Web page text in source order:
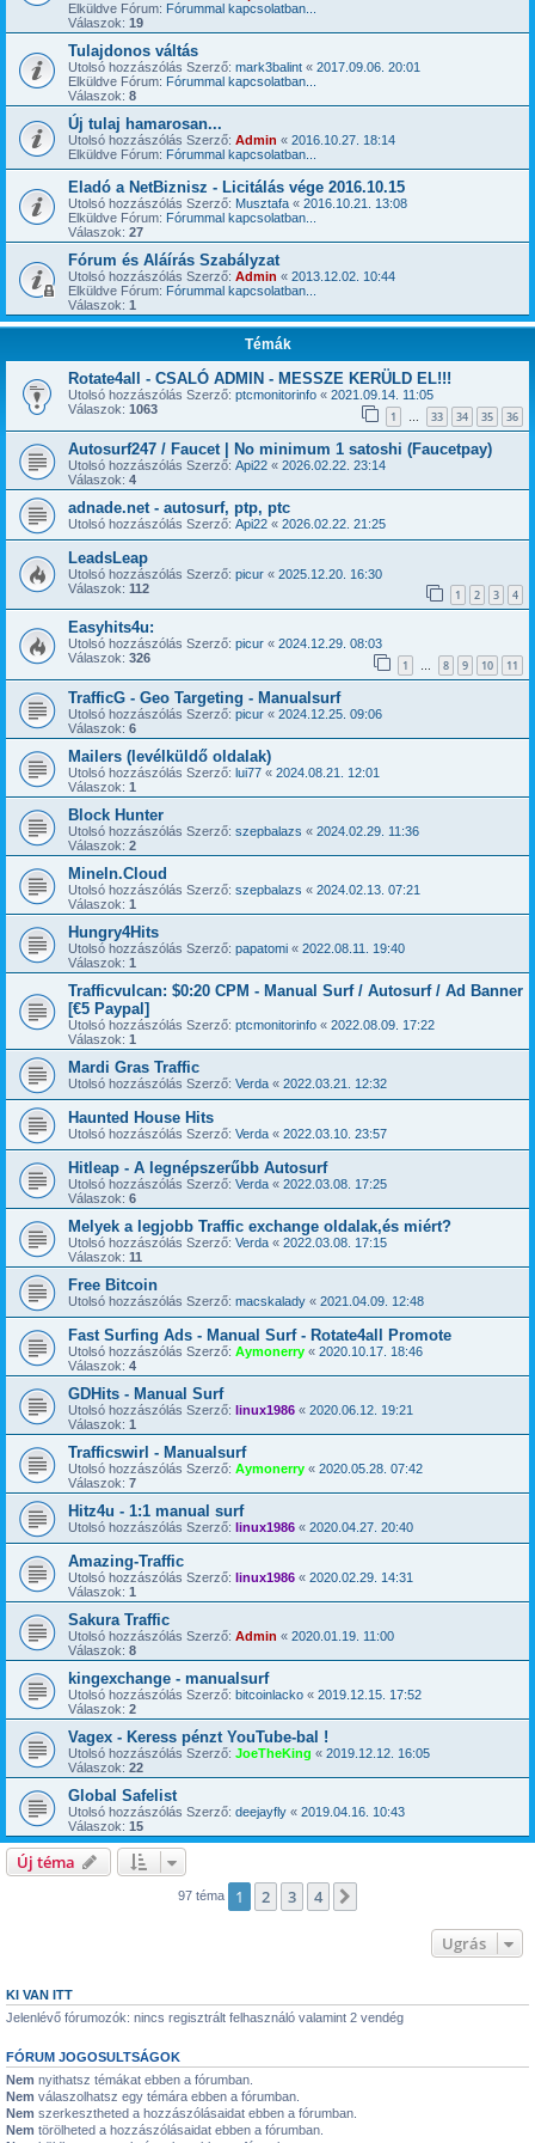
Elküldve Fórum: Fórummal kapcsolatban...
Válaszok: 19
Tulajdonos váltás
Utolsó hozzászólás Szerző: mark3balint « 2017.09.06. 20:01
Elküldve Fórum: Fórummal kapcsolatban...
Válaszok: 8
Új tulaj hamarosan...
Utolsó hozzászólás Szerző: Admin « 2016.10.27. 18:14
Elküldve Fórum: Fórummal kapcsolatban...
Eladó a NetBiznisz - Licitálás vége 2016.10.15
Utolsó hozzászólás Szerző: Musztafa « 2016.10.21. 13:08
Elküldve Fórum: Fórummal kapcsolatban...
Válaszok: 27
Fórum és Aláírás Szabályzat
Utolsó hozzászólás Szerző: Admin « 2013.12.02. 10:44
Elküldve Fórum: Fórummal kapcsolatban...
Válaszok: 1
Témák
Rotate4all - CSALÓ ADMIN - MESSZE KERÜLD EL!!!
Utolsó hozzászólás Szerző: ptcmonitorinfo « 2021.09.14. 11:05
Válaszok: 1063 1 … 33 34 35 36
Autosurf247 / Faucet | No minimum 1 satoshi (Faucetpay)
Utolsó hozzászólás Szerző: Api22 « 2026.02.22. 23:14
Válaszok: 4
adnade.net - autosurf, ptp, ptc
Utolsó hozzászólás Szerző: Api22 « 2026.02.22. 21:25
LeadsLeap
Utolsó hozzászólás Szerző: picur « 2025.12.20. 16:30
Válaszok: 112 1 2 3 4
Easyhits4u:
Utolsó hozzászólás Szerző: picur « 2024.12.29. 08:03
Válaszok: 326 1 … 8 9 10 11
TrafficG - Geo Targeting - Manualsurf
Utolsó hozzászólás Szerző: picur « 2024.12.25. 09:06
Válaszok: 6
Mailers (levélküldő oldalak)
Utolsó hozzászólás Szerző: lui77 « 2024.08.21. 12:01
Válaszok: 1
Block Hunter
Utolsó hozzászólás Szerző: szepbalazs « 2024.02.29. 11:36
Válaszok: 2
MineIn.Cloud
Utolsó hozzászólás Szerző: szepbalazs « 2024.02.13. 07:21
Válaszok: 1
Hungry4Hits
Utolsó hozzászólás Szerző: papatomi « 2022.08.11. 19:40
Válaszok: 1
Trafficvulcan: $0:20 CPM - Manual Surf / Autosurf / Ad Banner
[€5 Paypal]
Utolsó hozzászólás Szerző: ptcmonitorinfo « 2022.08.09. 17:22
Válaszok: 1
Mardi Gras Traffic
Utolsó hozzászólás Szerző: Verda « 2022.03.21. 12:32
Haunted House Hits
Utolsó hozzászólás Szerző: Verda « 2022.03.10. 23:57
Hitleap - A legnépszerűbb Autosurf
Utolsó hozzászólás Szerző: Verda « 2022.03.08. 17:25
Válaszok: 6
Melyek a legjobb Traffic exchange oldalak,és miért?
Utolsó hozzászólás Szerző: Verda « 2022.03.08. 17:15
Válaszok: 11
Free Bitcoin
Utolsó hozzászólás Szerző: macskalady « 2021.04.09. 12:48
Fast Surfing Ads - Manual Surf - Rotate4all Promote
Utolsó hozzászólás Szerző: Aymonerry « 2020.10.17. 18:46
Válaszok: 4
GDHits - Manual Surf
Utolsó hozzászólás Szerző: linux1986 « 2020.06.12. 19:21
Válaszok: 1
Trafficswirl - Manualsurf
Utolsó hozzászólás Szerző: Aymonerry « 2020.05.28. 07:42
Válaszok: 7
Hitz4u - 1:1 manual surf
Utolsó hozzászólás Szerző: linux1986 « 2020.04.27. 20:40
Amazing-Traffic
Utolsó hozzászólás Szerző: linux1986 « 2020.02.29. 14:31
Válaszok: 1
Sakura Traffic
Utolsó hozzászólás Szerző: Admin « 2020.01.19. 11:00
Válaszok: 8
kingexchange - manualsurf
Utolsó hozzászólás Szerző: bitcoinlacko « 2019.12.15. 17:52
Válaszok: 2
Vagex - Keress pénzt YouTube-bal !
Utolsó hozzászólás Szerző: JoeTheKing « 2019.12.12. 16:05
Válaszok: 22
Global Safelist
Utolsó hozzászólás Szerző: deejayfly « 2019.04.16. 10:43
Válaszok: 15
Új téma
97 téma 1 2 3 4
Ugrás
KI VAN ITT
Jelenlévő fórumozók: nincs regisztrált felhasználó valamint 2 vendég
FÓRUM JOGOSULTSÁGOK
Nem nyithatsz témákat ebben a fórumban.
Nem válaszolhatsz egy témára ebben a fórumban.
Nem szerkesztheted a hozzászólásaidat ebben a fórumban.
Nem törölheted a hozzászólásaidat ebben a fórumban.